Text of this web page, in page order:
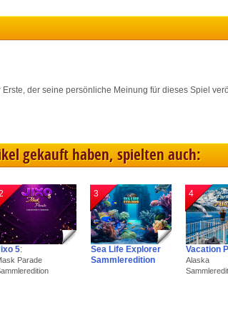
Erste, der seine persönliche Meinung für dieses Spiel
gekauft haben, spielten auch:
5:
Parade
3
Sea Life Explorer
Sammleredition
4
Vacation
Alaska